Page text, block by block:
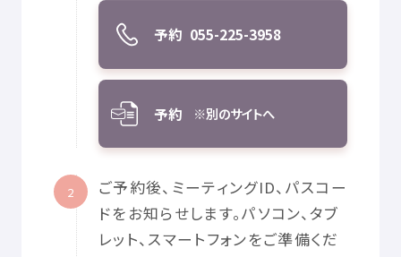
予約 055-225-3958
予約 ※別のサイトへ
2 ご予約後、ミーティングID、パスコー
ドをお知らせします。パソコン、タブ
レット、スマートフォンをご準備くだ